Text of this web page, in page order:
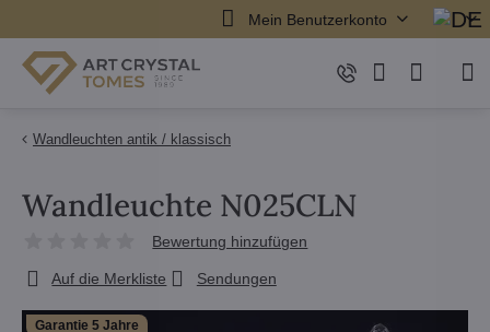
Mein Benutzerkonto
Wandleuchten antik / klassisch
Garantie 5 Jahre
Wandleuchte N025CLN
Bewertung hinzufügen
Auf die Merkliste Sendungen